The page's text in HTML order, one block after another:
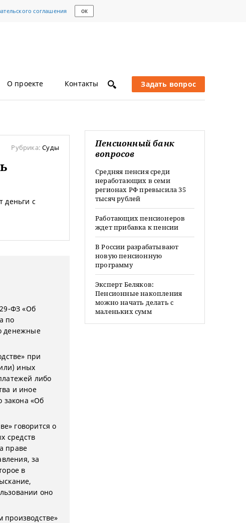
соглашения ОК
О проекте Контакты Задать вопрос
Рубрика:Суды
деньги с
ФЗ «Об
по
денежные
при
иных
либо
и иное
закона «Об
говорится о
средств
праве
за
в
оно
производстве»
Пенсионный банк
вопросов
Средняя пенсия среди
неработающих в семи
регионах РФ превысила 35
тысяч рублей
Работающих пенсионеров
ждет прибавка к пенсии
В России разрабатывают
новую пенсионную
программу
Эксперт Беляков:
Пенсионные накопления
можно начать делать с
маленьких сумм